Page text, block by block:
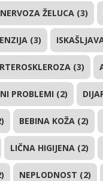
NERVOZA ŽELUCA (3)
(3)
(3)
PROBLEMI (2)
BEBINA KOŽA (2)
LIČNA HIGIJENA (2)
NEPLODNOST (2)